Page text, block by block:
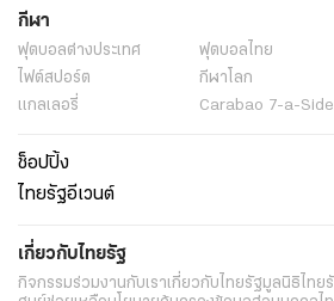
กีฬา
ฟุตบอลต่่างประเทศ ฟุตบอลไทย
ไฟต์สปอร์ต
กีฬาโลก
แกลเลอรี่
Carabao 7-a-
ช็อปปิ้ง
ไทยรัฐอีเวนต์
เกี่ยวกับไทยรัฐ
กิจกรรมร่วมงานกับเราเกี่ยวกับไทยรัฐมูลนิธิไทย